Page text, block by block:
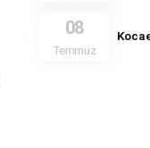
08
Temmuz